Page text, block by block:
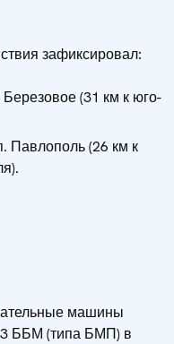
зафиксировал:
(31 км к юго-
Павлополь (26 км к
машины
ББМ (типа БМП) в